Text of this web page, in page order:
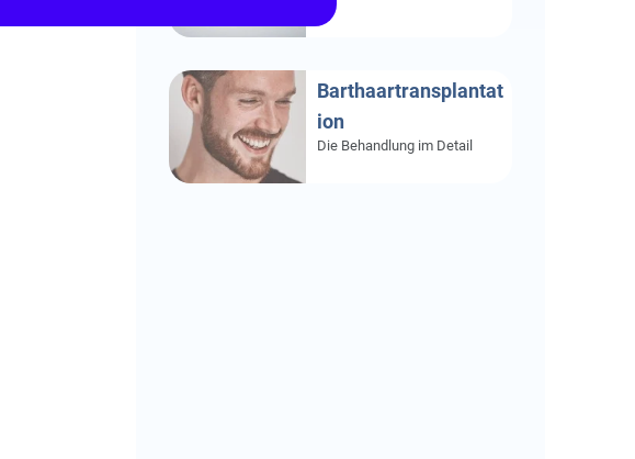
Barthaartransplantat
ion
Die Behandlung im Detail